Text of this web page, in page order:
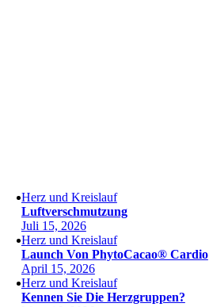
Herz und Kreislauf
Luftverschmutzung
Juli 15, 2026
Herz und Kreislauf
Launch Von PhytoCacao® Cardio
April 15, 2026
Herz und Kreislauf
Kennen Sie Die Herzgruppen?